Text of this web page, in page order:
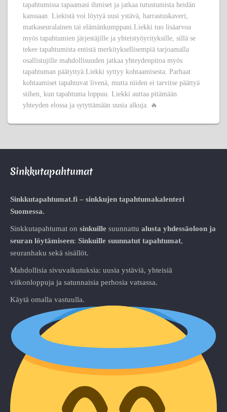
tapahtumissa tapaamasi ihmiset ja jatkaa tutustumista heidän
kanssaan. Liekistä voi löytyä uusi ystävä, harrastuskaveri,
matkaseuralainen tai elämänkumppani.Liekki tuo lisäarvoa
myös tapahtumien järjestäjille ja yhteistyöyrityksille, sillä se
tekee tapahtumista entistä merkityksellisempiä tarjoamalla
osallistujille mahdollisuuden jatkaa yhteydenpitoa myös
tapahtuman päätyttyä.Liekki syttyy kohtaamisesta. Parhaat
kohtaamiset tapahtuvat livenä, mutta niiden ei tarvitse päättyä
siihen, kun tapahtuma loppuu. Liekki auttaa pitämään
yhteyden elossa ja sytyttämään uusia alkuja. 🔥
Sinkkutapahtumat
Sinkkutapahtumat.fi – sinkkujen tapahtumakalenteri
Suomessa.
Sinkkutapahtumat on sinkuille suunnattu alusta yhdessäoloon ja
seuran löytämiseen: Sinkuille suunnatut tapahtumat,
seuranhaku sekä sisällöt.
Mahdollisia sivuvaikutuksia: uusia ystäviä, yhteisiä
viikonloppuja ja satunnaisia perhosia vatsassa.
Käytä omalla vastuulla.